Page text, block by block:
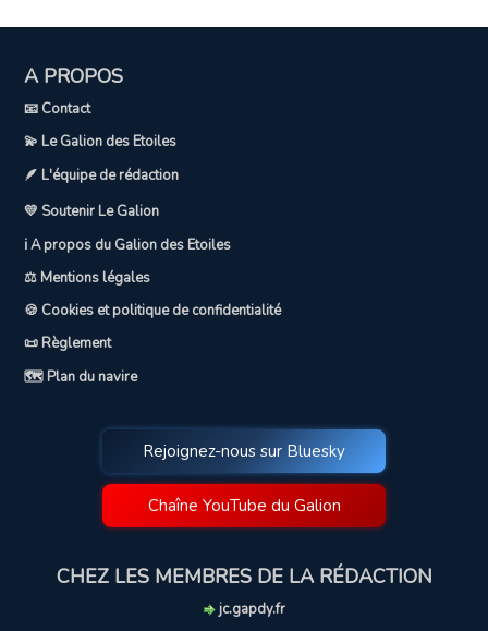
A PROPOS
📧 Contact
💫 Le Galion des Etoiles
🪶 L'équipe de rédaction
💛 Soutenir Le Galion
ℹ️ A propos du Galion des Etoiles
⚖️ Mentions légales
🍪 Cookies et politique de confidentialité
📜 Règlement
🗺️ Plan du navire
Rejoignez-nous sur Bluesky
Chaîne YouTube du Galion
CHEZ LES MEMBRES DE LA RÉDACTION
jc.gapdy.fr